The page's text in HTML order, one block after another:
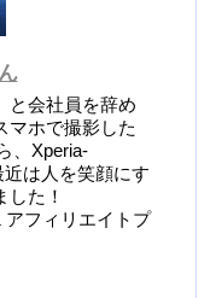
と会社員を辞め
マホで撮影した
、Xperia-
は人を笑顔にす
た！
フィリエイトプ